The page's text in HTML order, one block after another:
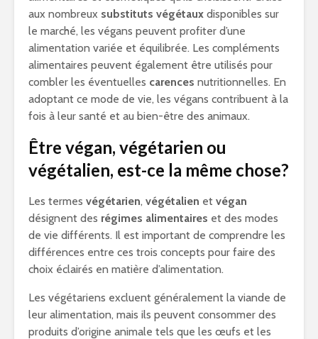
aux nombreux substituts végétaux disponibles sur
le marché, les végans peuvent profiter d’une
alimentation variée et équilibrée. Les compléments
alimentaires peuvent également être utilisés pour
combler les éventuelles carences nutritionnelles. En
adoptant ce mode de vie, les végans contribuent à la
fois à leur santé et au bien-être des animaux.
Être végan, végétarien ou
végétalien, est-ce la même chose?
Les termes végétarien, végétalien et végan
désignent des régimes alimentaires et des modes
de vie différents. Il est important de comprendre les
différences entre ces trois concepts pour faire des
choix éclairés en matière d’alimentation.
Les végétariens excluent généralement la viande de
leur alimentation, mais ils peuvent consommer des
produits d’origine animale tels que les œufs et les